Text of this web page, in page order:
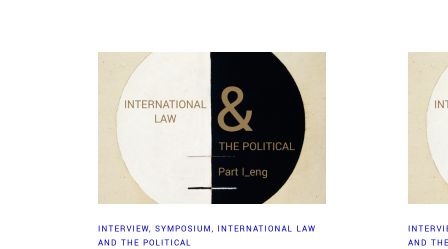
INTERVIEW SYMPOSIUM
INTERNATIONAL LAW
AND THE POLITICAL
AND